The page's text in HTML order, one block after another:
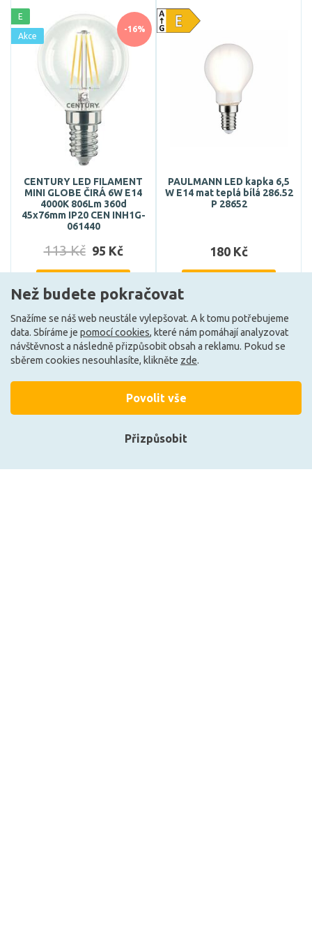
-16%
E
Akce
CENTURY LED FILAMENT
MINI GLOBE ČIRÁ 6W E14
4000K 806Lm 360d
45x76mm IP20 CEN INH1G-
061440
113 Kč 95 Kč
DO KOŠÍKU
Skladem e-shop (2 ks)
PAULMANN LED kapka 6,5
W E14 mat teplá bílá 286.52
P 28652
180 Kč
Může být u Vás 20. 8.
Než budete pokračovat
Snažíme se náš web neustále vylepšovat. A k tomu potřebujeme
data. Sbíráme je pomocí cookies, které nám pomáhají analyzovat
návštěvnost a následně přizpůsobit obsah a reklamu. Pokud se
sběrem cookies nesouhlasíte, klikněte zde.
Přizpůsobit
Povolit vše